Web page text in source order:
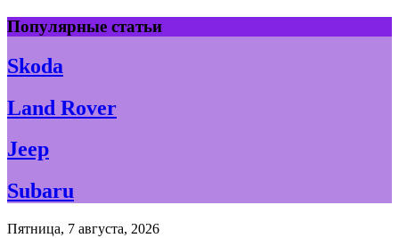
Skip
to
content
Популярные статьи
Skoda
Land Rover
Jeep
Subaru
Пятница, 7 августа, 2026